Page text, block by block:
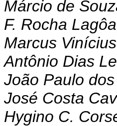
Márcio de
F. Rocha Lagôa
Marcus
Antônio Dias
João Paulo
José Costa
Hygino C.